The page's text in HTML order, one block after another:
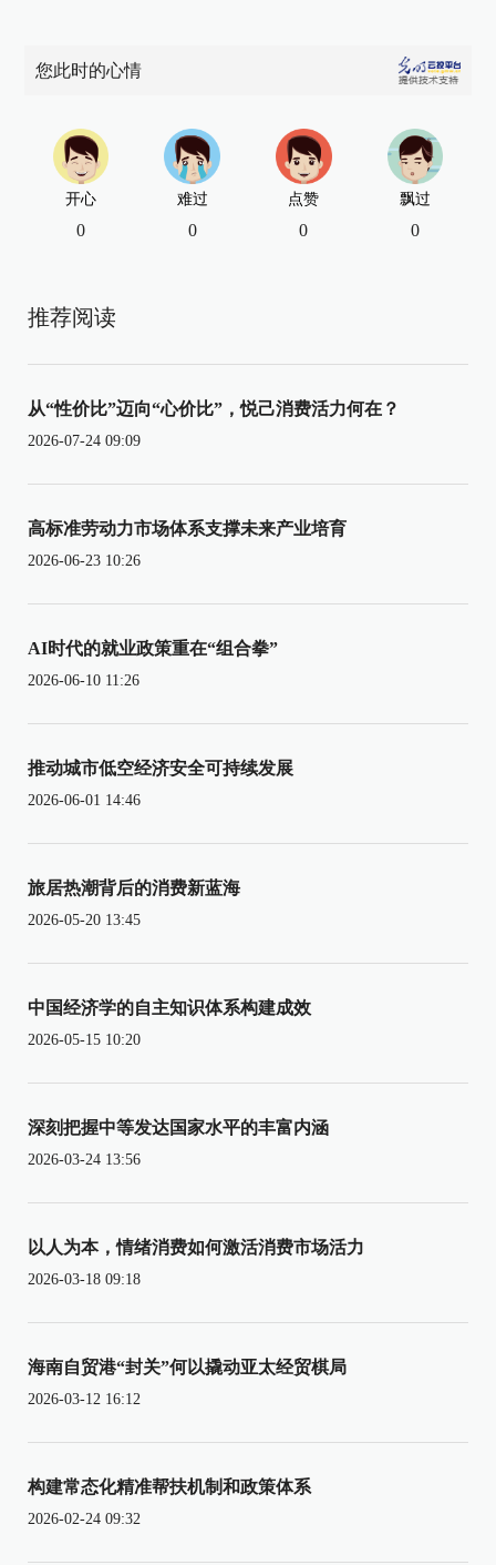
您此时的心情
开心
0
难过
0
点赞
0
飘过
0
推荐阅读
从“性价比”迈向“心价比”，悦己消费活力何在？
2026-07-24 09:09
高标准劳动力市场体系支撑未来产业培育
2026-06-23 10:26
AI时代的就业政策重在“组合拳”
2026-06-10 11:26
推动城市低空经济安全可持续发展
2026-06-01 14:46
旅居热潮背后的消费新蓝海
2026-05-20 13:45
中国经济学的自主知识体系构建成效
2026-05-15 10:20
深刻把握中等发达国家水平的丰富内涵
2026-03-24 13:56
以人为本，情绪消费如何激活消费市场活力
2026-03-18 09:18
海南自贸港“封关”何以撬动亚太经贸棋局
2026-03-12 16:12
构建常态化精准帮扶机制和政策体系
2026-02-24 09:32